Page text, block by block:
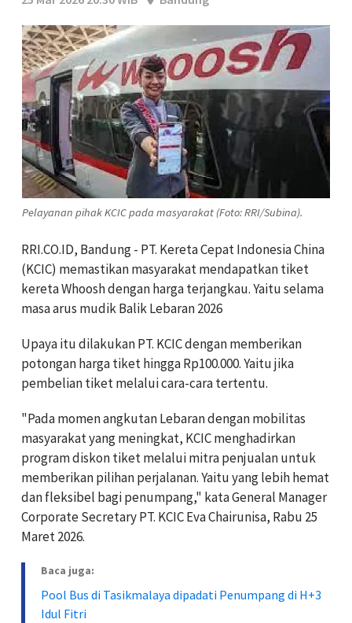
Pelayanan pihak KCIC pada masyarakat (Foto: RRI/Subina).
RRI.CO.ID, Bandung - PT. Kereta Cepat Indonesia China
(KCIC) memastikan masyarakat mendapatkan tiket
kereta Whoosh dengan harga terjangkau. Yaitu selama
masa arus mudik Balik Lebaran 2026
Upaya itu dilakukan PT. KCIC dengan memberikan
potongan harga tiket hingga Rp100.000. Yaitu jika
pembelian tiket melalui cara-cara tertentu.
"Pada momen angkutan Lebaran dengan mobilitas
masyarakat yang meningkat, KCIC menghadirkan
program diskon tiket melalui mitra penjualan untuk
memberikan pilihan perjalanan. Yaitu yang lebih hemat
dan fleksibel bagi penumpang," kata General Manager
Corporate Secretary PT. KCIC Eva Chairunisa, Rabu 25
Maret 2026.
Baca juga:
Pool Bus di Tasikmalaya dipadati Penumpang di H+3
Idul Fitri